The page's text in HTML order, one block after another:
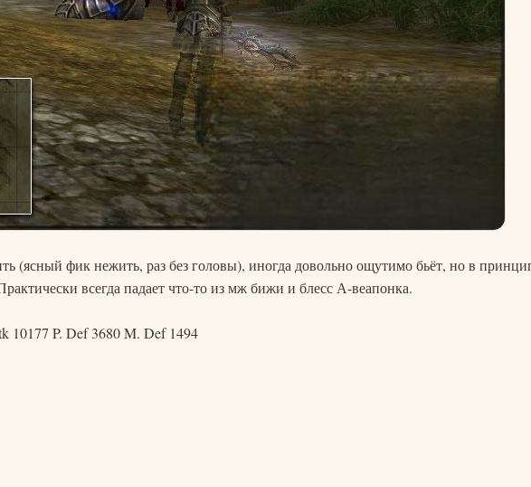
(ясный фик нежить, раз без головы), иногда довольно ощутимо бьёт, но в
всегда падает что-то из мж бижи и блесс А-веапонка.
10177 P. Def 3680 M. Def 1494